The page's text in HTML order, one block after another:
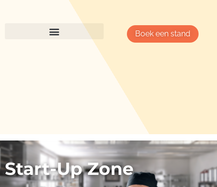
Boek een stand
Start-Up Zone